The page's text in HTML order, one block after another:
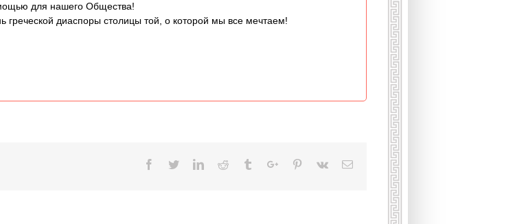
для нашего Общества!
греческой диаспоры столицы той, о которой мы все мечтаем!
Facebook
TwitterLinkedinReddit TumblrGoogle+Pinterest
Vk Email